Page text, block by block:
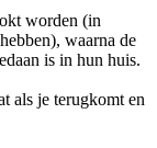
worden (in
waarna de
is in hun huis.
als je terugkomt en